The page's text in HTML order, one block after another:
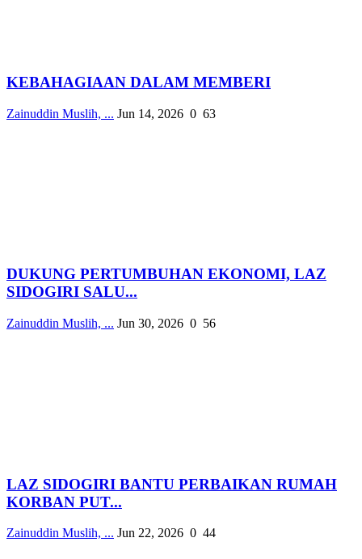
KEBAHAGIAAN DALAM MEMBERI
Zainuddin Muslih, ... Jun 14, 2026 0 63
DUKUNG PERTUMBUHAN EKONOMI, LAZ
SIDOGIRI SALU...
Zainuddin Muslih, ... Jun 30, 2026 0 56
LAZ SIDOGIRI BANTU PERBAIKAN RUMAH
KORBAN PUT...
Zainuddin Muslih, ... Jun 22, 2026 0 44